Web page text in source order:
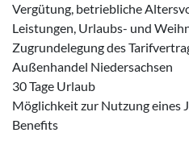
Vergütung, betriebliche
Leistungen, Urlaubs- und
Zugrundelegung des
Außenhandel Niedersachsen
30 Tage Urlaub
Möglichkeit zur Nutzung eines
Benefits